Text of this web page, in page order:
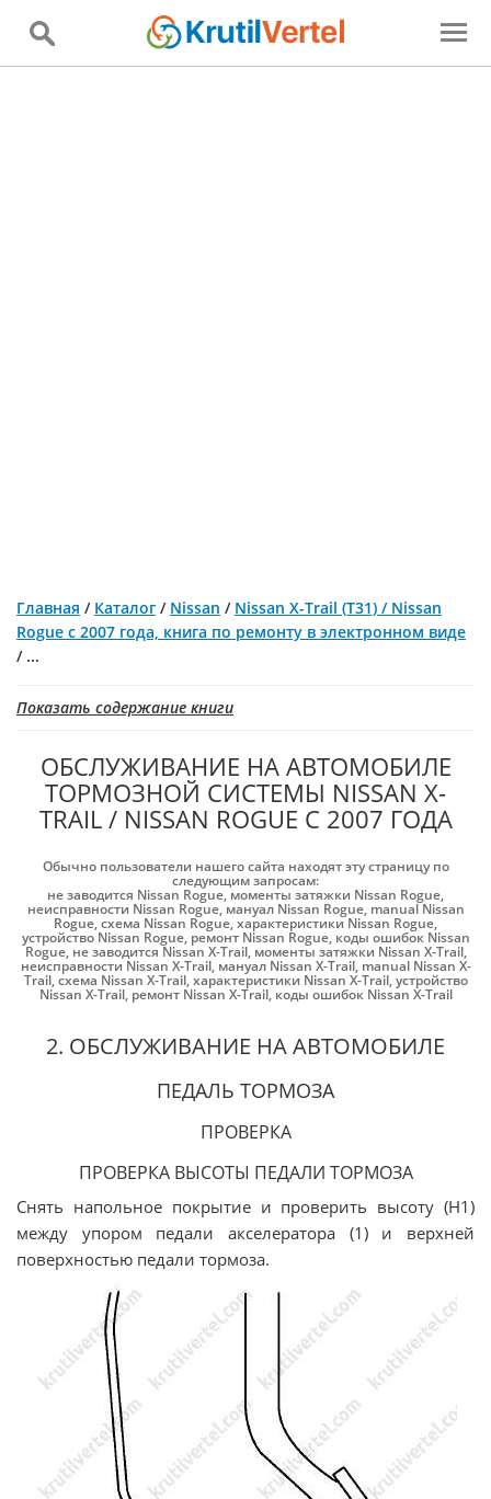
Главная / Каталог / Nissan / Nissan X-Trail (T31) / Nissan
Rogue с 2007 года, книга по ремонту в электронном виде
/ ...
Показать содержание книги
ОБСЛУЖИВАНИЕ НА АВТОМОБИЛЕ
ТОРМОЗНОЙ СИСТЕМЫ NISSAN X-
TRAIL / NISSAN ROGUE С 2007 ГОДА
Обычно пользователи нашего сайта находят эту страницу по
следующим запросам:
не заводится Nissan Rogue, моменты затяжки Nissan Rogue,
неисправности Nissan Rogue, мануал Nissan Rogue, manual Nissan
Rogue,схема Nissan Rogue,характеристики Nissan Rogue,
устройство Nissan Rogue, ремонт Nissan Rogue, коды ошибок Nissan
Rogue, не заводится Nissan X-Trail, моменты затяжки Nissan X-Trail,
неисправности Nissan X-Trail, мануал Nissan X-Trail, manual Nissan X-
Trail,схема Nissan X-Trail,характеристики Nissan X-Trail,устройство
Nissan X-Trail, ремонт Nissan X-Trail, коды ошибок Nissan X-Trail
2. ОБСЛУЖИВАНИЕ НА АВТОМОБИЛЕ
ПЕДАЛЬ ТОРМОЗА
ПРОВЕРКА
ПРОВЕРКА ВЫСОТЫ ПЕДАЛИ ТОРМОЗА
Снять напольное покрытие и проверить высоту (H1)
между упором педали акселератора (1) и верхней
поверхностью педали тормоза.